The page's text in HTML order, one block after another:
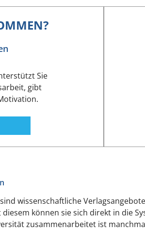
Sie
gibt
wissenschaftliche
können sie sich direkt in die
zusammenarbeitet ist